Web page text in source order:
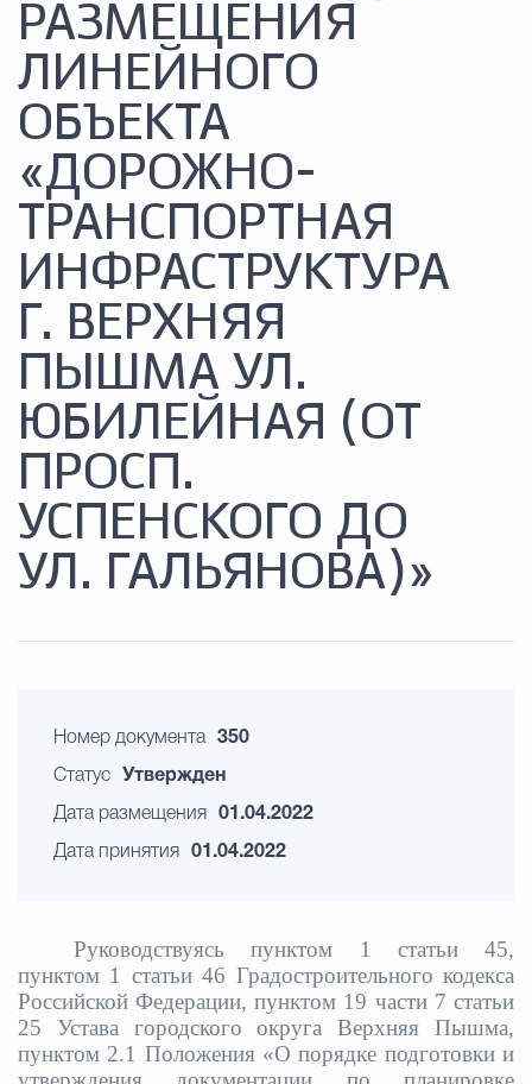
РАЗМЕЩЕНИЯ
ЛИНЕЙНОГО
ОБЪЕКТА
«ДОРОЖНО-
ТРАНСПОРТНАЯ
ИНФРАСТРУКТУРА
Г. ВЕРХНЯЯ
ПЫШМА УЛ.
ЮБИЛЕЙНАЯ (ОТ
ПРОСП.
УСПЕНСКОГО ДО
УЛ. ГАЛЬЯНОВА)»
Номер документа 350
Статус Утвержден
Дата размещения 01.04.2022
Дата принятия 01.04.2022
Руководствуясь пунктом 1 статьи 45,
пунктом 1 статьи 46 Градостроительного кодекса
Российской Федерации, пунктом 19 части 7 статьи
25 Устава городского округа Верхняя Пышма,
пунктом 2.1 Положения «О порядке подготовки и